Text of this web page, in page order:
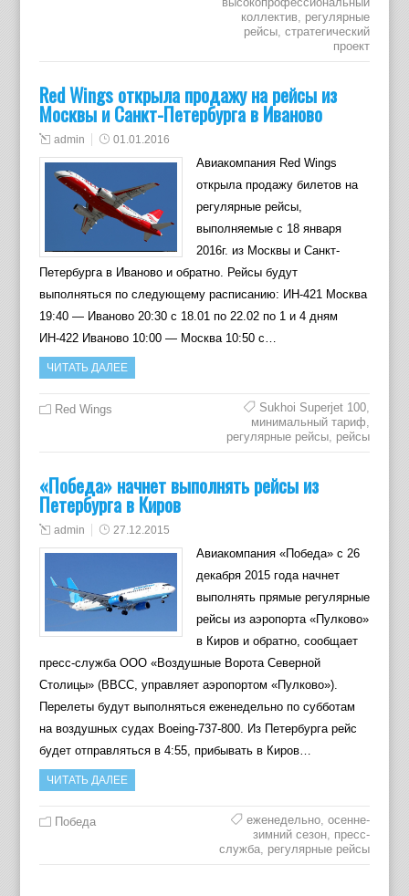
коллектив, регулярные
рейсы,стратегический
проект
Red Wings открыла продажу на рейсы из
Москвы и Санкт-Петербурга в Иваново
admin 01.01.2016
Авиакомпания Red Wings
открыла продажу билетов на
регулярные рейсы,
выполняемые с 18 января
2016г. из Москвы и Санкт-
Петербурга в Иваново и обратно. Рейсы будут
выполняться по следующему расписанию: ИН-421 Москва
19:40 — Иваново 20:30 с 18.01 по 22.02 по 1 и 4 дням
ИН-422 Иваново 10:00 — Москва 10:50 с…
ЧИТАТЬ ДАЛЕЕ
Red Wings Sukhoi Superjet 100,
минимальный тариф,
регулярные рейсы, рейсы
«Победа» начнет выполнять рейсы из
Петербурга в Киров
admin 27.12.2015
Авиакомпания «Победа» с 26
декабря 2015 года начнет
выполнять прямые регулярные
рейсы из аэропорта «Пулково»
в Киров и обратно, сообщает
пресс-служба ООО «Воздушные Ворота Северной
Столицы» (ВВСС, управляет аэропортом «Пулково»).
Перелеты будут выполняться еженедельно по субботам
на воздушных судах Boeing-737-800. Из Петербурга рейс
будет отправляться в 4:55, прибывать в Киров…
ЧИТАТЬ ДАЛЕЕ
Победа еженедельно,осенне-
зимний сезон, пресс-
служба, регулярные рейсы